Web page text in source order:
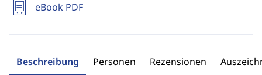
eBook PDF
Beschreibung Personen Rezensionen